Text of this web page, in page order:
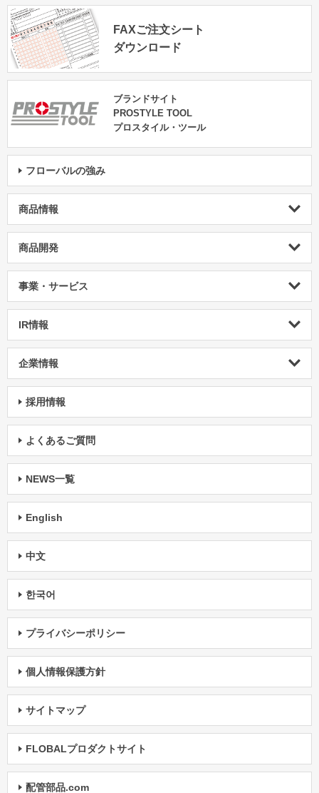
FAXご注文シート
ダウンロード
ブランドサイト
PROSTYLE TOOL
プロスタイル・ツール
フローバルの強み
商品情報
商品開発
事業・サービス
IR情報
企業情報
採用情報
よくあるご質問
NEWS一覧
English
中文
한국어
プライバシーポリシー
個人情報保護方針
サイトマップ
FLOBALプロダクトサイト
配管部品.com